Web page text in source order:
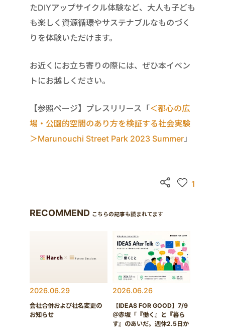
たDIYアップサイクル体験など、大人も子ども
も楽しく資源循環やサステナブルなものづく
りを体験いただけます。
お近くにお立ち寄りの際には、ぜひ本イベン
トにお越しください。
【参照ページ】プレスリリース「＜都心の広
場・公園的空間のあり方を検証する社会実験
＞Marunouchi Street Park 2023 Summer」
1
RECOMMEND こちらの記事も読まれてます
2026.06.29
会社合併および社名変更の
お知らせ
2026.06.26
【IDEAS FOR GOOD】7/9
＠赤坂「『働く』と『暮ら
す』のあいだ。週休2.5日か